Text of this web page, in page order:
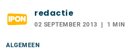
redactie
02 SEPTEMBER 2013 1 MIN
ALGEMEEN